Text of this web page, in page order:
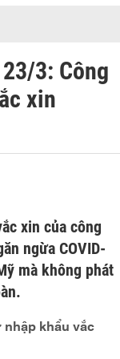
3: Công
xin
xin của công
ngừa COVID-
mà không phát
nhập khẩu vắc